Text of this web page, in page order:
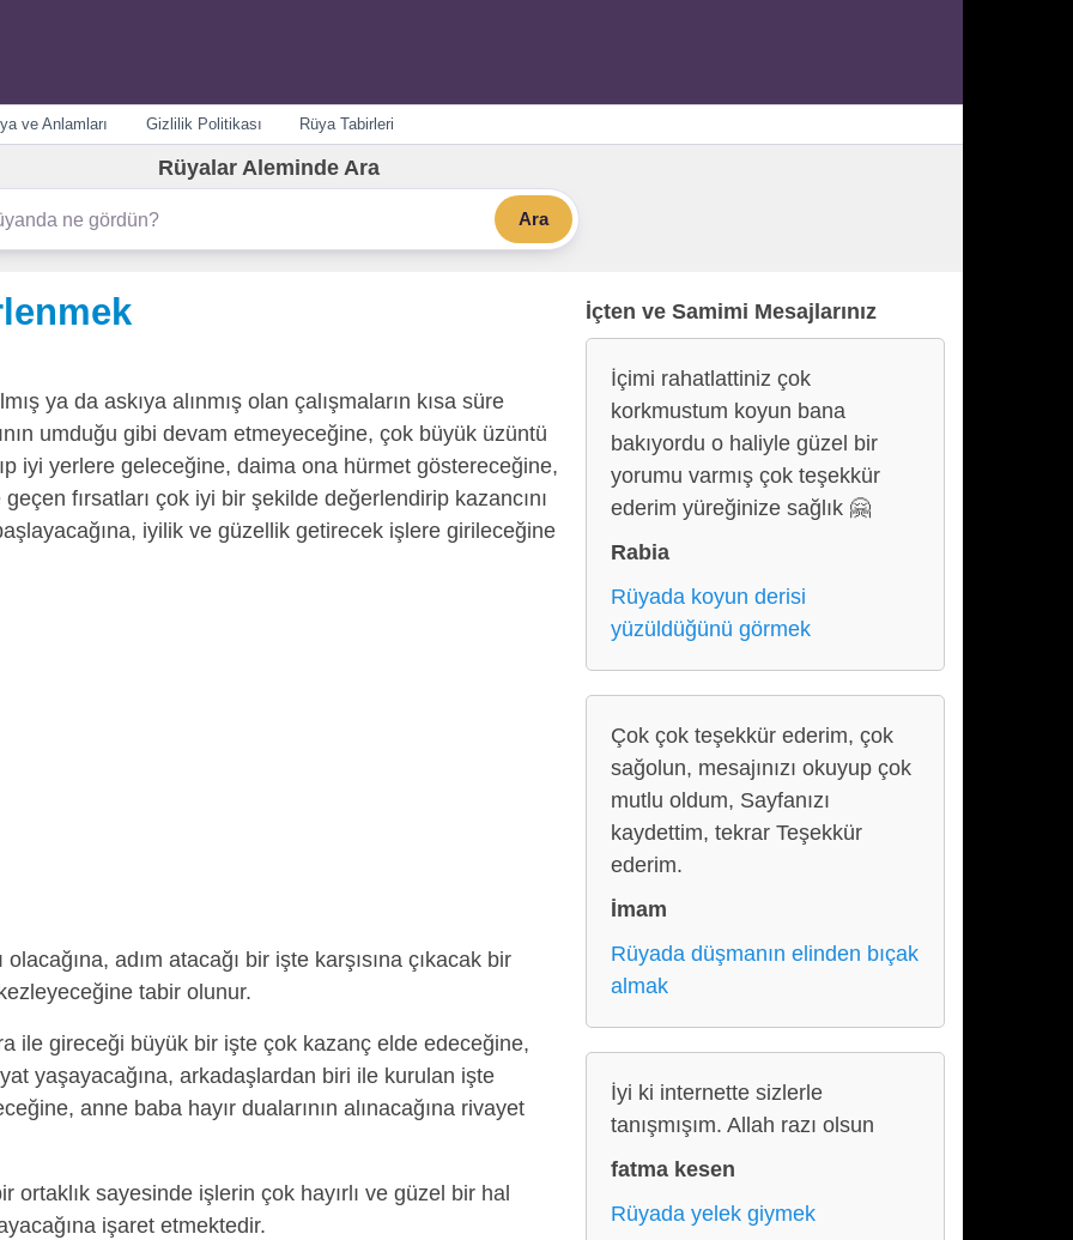
ve Anlamları Gizlilik Politikası Rüya Tabirleri
Rüyalar Aleminde Ara
Ara
ya da askıya alınmış olan çalışmaların kısa süre
umduğu gibi devam etmeyeceğine, çok büyük üzüntü
iyi yerlere geleceğine, daima ona hürmet göstereceğine,
fırsatları çok iyi bir şekilde değerlendirip kazancını
iyilik ve güzellik getirecek işlere girileceğine
olacağına, adım atacağı bir işte karşısına çıkacak bir
tabir olunur.
ile gireceği büyük bir işte çok kazanç elde edeceğine,
yaşayacağına, arkadaşlardan biri ile kurulan işte
anne baba hayır dualarının alınacağına rivayet
ortaklık sayesinde işlerin çok hayırlı ve güzel bir hal
işaret etmektedir.
İçten ve Samimi Mesajlarınız
İçimi rahatlattiniz çok
korkmustum koyun bana
bakıyordu o haliyle güzel bir
yorumu varmış çok teşekkür
ederim yüreğinize sağlık 🤗
Rabia
Rüyada koyun derisi
yüzüldüğünü görmek
Çok çok teşekkür ederim, çok
sağolun, mesajınızı okuyup çok
mutlu oldum, Sayfanızı
kaydettim, tekrar Teşekkür
ederim.
İmam
Rüyada düşmanın elinden bıçak
almak
İyi ki internette sizlerle
tanışmışım. Allah razı olsun
fatma kesen
Rüyada yelek giymek